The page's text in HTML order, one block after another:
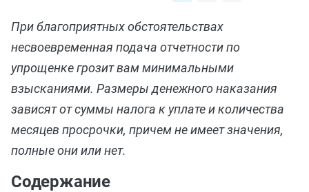
При благоприятных обстоятельствах
несвоевременная подача отчетности по
упрощенке грозит вам минимальными
взысканиями. Размеры денежного наказания
зависят от суммы налога к уплате и количества
месяцев просрочки, причем не имеет значения,
полные они или нет.
Содержание